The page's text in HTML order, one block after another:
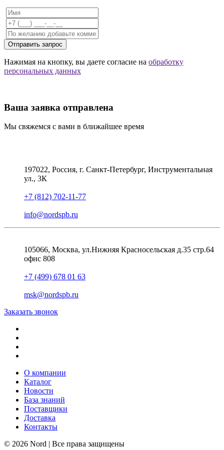
Отправить запрос
Нажимая на кнопку, вы даете согласие на обработку
персональных данных
Ваша заявка отправлена
Мы свяжемся с вами в ближайшее время
197022, Россия, г. Санкт-Петербург, Инструментальная
ул., 3К
+7 (812) 702-11-77
info@nordspb.ru
105066, Москва, ул.Нижняя Красносельская д.35 стр.64
офис 808
+7 (499) 678 01 63
msk@nordspb.ru
Заказать звонок
О компании
Каталог
Новости
База знаний
Поставщики
Доставка
Контакты
© 2026 Nord | Все права защищены